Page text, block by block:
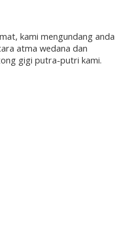
kami mengundang anda
atma wedana dan
gigi putra-putri kami.
kepada Hyang Widhi dan
dan mengasihi kamu.
lain, kamu akan mencapai
maha tinggi.